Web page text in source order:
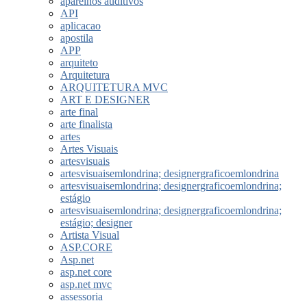
API
aplicacao
apostila
APP
arquiteto
Arquitetura
ARQUITETURA MVC
ART E DESIGNER
arte final
arte finalista
artes
Artes Visuais
artesvisuais
artesvisuaisemlondrina; designergraficoemlondrina
artesvisuaisemlondrina; designergraficoemlondrina;
estágio
artesvisuaisemlondrina; designergraficoemlondrina;
estágio; designer
Artista Visual
ASP.CORE
Asp.net
asp.net core
asp.net mvc
assessoria